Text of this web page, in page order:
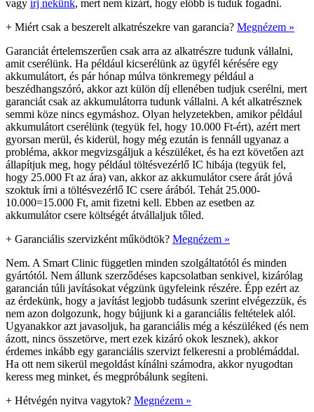
vagy írj nekünk, mert nem kizárt, hogy előbb is tuduk fogadni.
+ Miért csak a beszerelt alkatrészekre van garancia? Megnézem »
Garanciát értelemszerűen csak arra az alkatrészre tudunk vállalni,
amit cserélünk. Ha például kicserélünk az ügyfél kérésére egy
akkumulátort, és pár hónap múlva tönkremegy például a
beszédhangszóró, akkor azt külön díj ellenében tudjuk cserélni, mert
garanciát csak az akkumulátorra tudunk vállalni. A két alkatrésznek
semmi köze nincs egymáshoz. Olyan helyzetekben, amikor például
akkumulátort cserélünk (tegyük fel, hogy 10.000 Ft-ért), azért mert
gyorsan merül, és kiderül, hogy még ezután is fennáll ugyanaz a
probléma, akkor megvizsgáljuk a készüléket, és ha ezt követően azt
állapítjuk meg, hogy például töltésvezérlő IC hibája (tegyük fel,
hogy 25.000 Ft az ára) van, akkor az akkumulátor csere árát jóvá
szoktuk írni a töltésvezérlő IC csere árából. Tehát 25.000-
10.000=15.000 Ft, amit fizetni kell. Ebben az esetben az
akkumulátor csere költségét átvállaljuk tőled.
+ Garanciális szervizként működtök? Megnézem »
Nem. A Smart Clinic független minden szolgáltatótól és minden
gyártótól. Nem állunk szerződéses kapcsolatban senkivel, kizárólag
garancián túli javításokat végzünk ügyfeleink részére. Épp ezért az
az érdekünk, hogy a javítást legjobb tudásunk szerint elvégezzük, és
nem azon dolgozunk, hogy bújjunk ki a garanciális feltételek alól.
Ugyanakkor azt javasoljuk, ha garanciális még a készüléked (és nem
ázott, nincs összetörve, mert ezek kizáró okok lesznek), akkor
érdemes inkább egy garanciális szervizt felkeresni a problémáddal.
Ha ott nem sikerül megoldást kínálni számodra, akkor nyugodtan
keress meg minket, és megpróbálunk segíteni.
+ Hétvégén nyitva vagytok? Megnézem »